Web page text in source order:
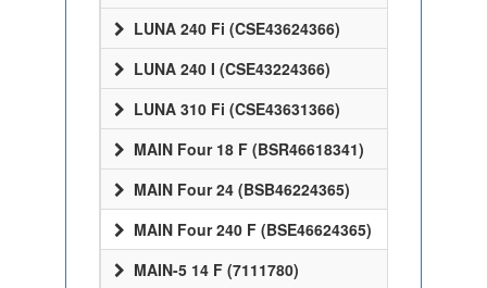
LUNA 240 Fi (CSE43624366)
LUNA 240 I (CSE43224366)
LUNA 310 Fi (CSE43631366)
MAIN Four 18 F (BSR46618341)
MAIN Four 24 (BSB46224365)
MAIN Four 240 F (BSE46624365)
MAIN-5 14 F (7111780)